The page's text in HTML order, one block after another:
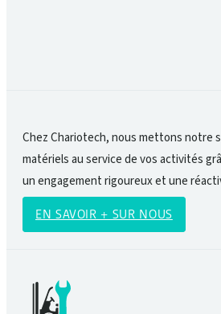
Chez Chariotech, nous mettons notre
matériels au service de vos activités
un engagement rigoureux et une
EN SAVOIR + SUR NOUS